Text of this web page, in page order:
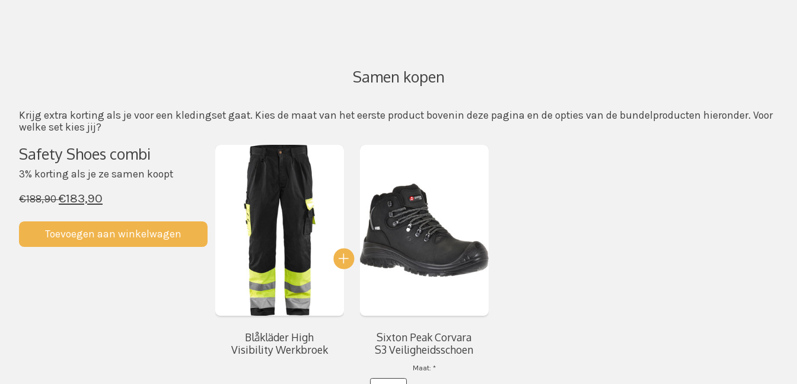
Samen kopen
Krijg extra korting als je voor een kledingset gaat. Kies de maat van het eerste product bovenin deze pagina en de opties van de bundelproducten hieronder. Voor
welke set kies jij?
Safety Shoes combi
3% korting als je ze samen koopt
€188,90€183,90
Toevoegen aan winkelwagen
Carrousel van gebundelde producten
Blåkläder High
Visibility Werkbroek
Sixton Peak Corvara
S3 Veiligheidsschoen
Maat: *